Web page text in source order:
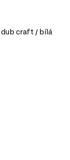
dub craft / bílá